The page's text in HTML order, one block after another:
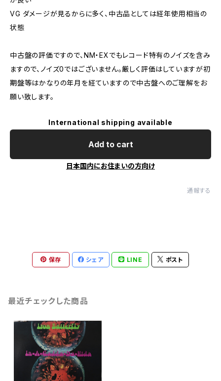
VG ダメージが見るからに多く、中古品としては経年使用相当の
状態
中古盤の評価ですので、NM・EXでもレコード特有のノイズを含み
ますので、ノイズ0ではございません。厳しく評価はしていますが初
期盤等はかなりの年月を経ていますので中古盤へのご理解をお
願い致します。
International shipping available
Add to cart
日本国内にお住まいの方向け
通報する
保存 シェア LINE ポスト
最近チェックした商品